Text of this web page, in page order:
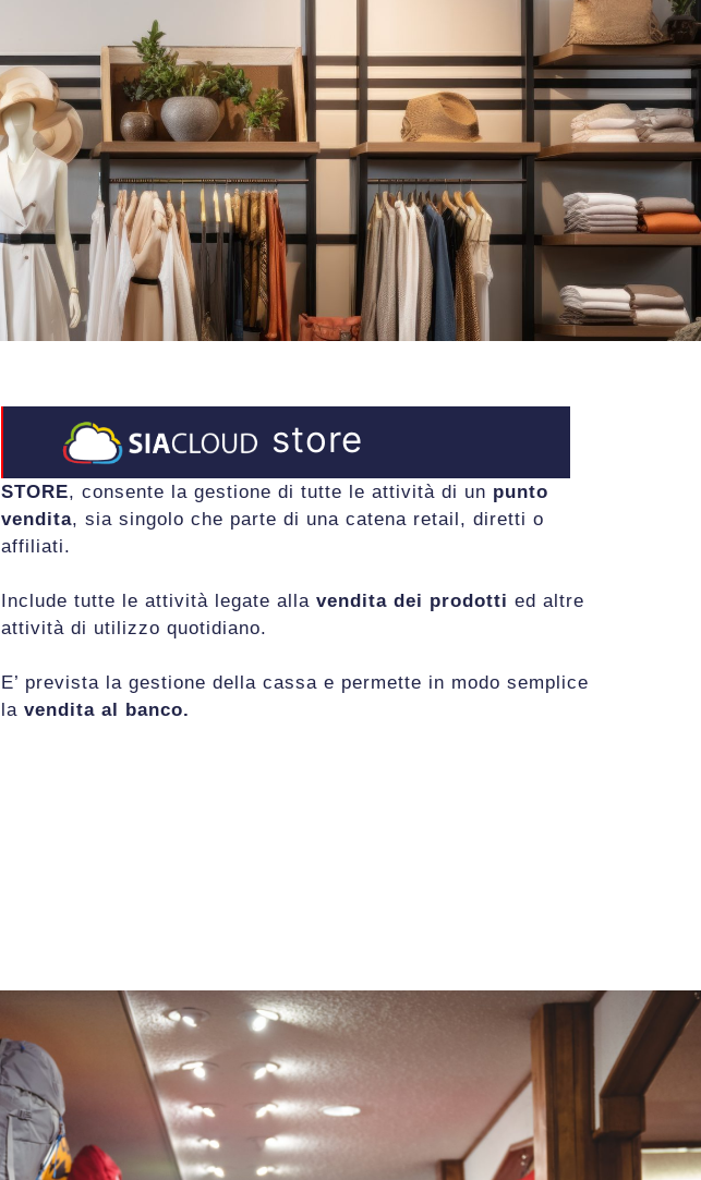
store
STORE, consente la gestione di tutte le attività di un punto
vendita, sia singolo che parte di una catena retail, diretti o
affiliati.
Include tutte le attività legate alla vendita dei prodotti ed altre
attività di utilizzo quotidiano.
E’ prevista la gestione della cassa e permette in modo semplice
la vendita al banco.